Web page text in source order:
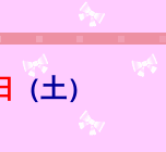
（土）